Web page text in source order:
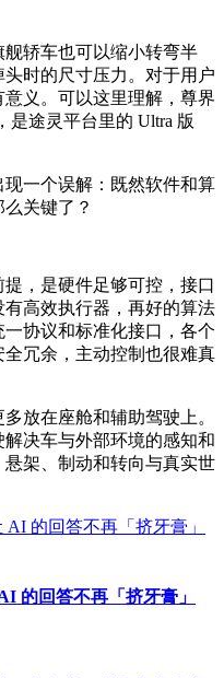
轿车也可以缩小转弯半
时的尺寸压力。对于用户
义。可以这里理解，尊界
是途灵平台里的 Ultra 版
一个误解：既然软件和算
关键了？
，是硬件足够可控，接口
高效执行器，再好的算法
协议和标准化接口，各个
冗余，主动控制也很难真
放在座舱和辅助驾驶上。
决车与外部环境的感知和
架、制动和转向与真实世
的回答不再「挤牙膏」